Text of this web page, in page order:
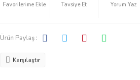
Tavsiye Et Yorum Yaz
Ürün Paylaş :
Karşılaştır